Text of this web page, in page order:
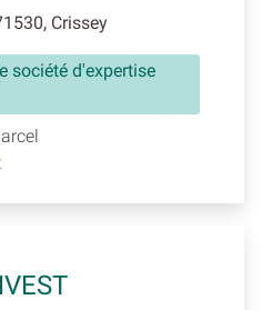
Crissey
société d'expertise